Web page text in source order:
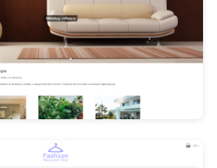
Les Promos!
Belgium